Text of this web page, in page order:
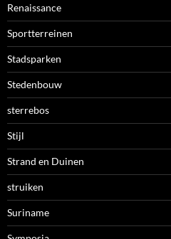
Renaissance
Sportterreinen
Stadsparken
Stedenbouw
sterrebos
Stijl
Strand en Duinen
struiken
Suriname